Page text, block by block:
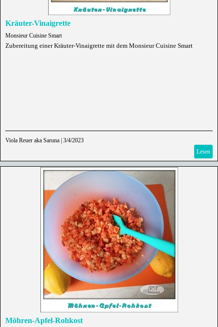
Kräuter-Vinaigrette
Monsieur Cuisine Smart
Zubereitung einer Kräuter-Vinaigrette mit dem Monsieur Cuisine Smart
Viola Reuer aka Saruna 3/4/2023
Lesen
Möhren-Apfel-Rohkost